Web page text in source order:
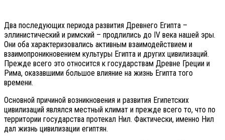
Два последующих периода развития Древнего Египта –
эллинистический и римский – продлились до IV века нашей эры.
Они оба характеризовались активным взаимодействием и
взаимопроникновением культуры Египта и других цивилизаций.
Прежде всего это относится к государствам Древне Греции и
Рима, оказавшими большое влияние на жизнь Египта того
времени.
Основной причиной возникновения и развития Египетских
цивилизаций являлся местный климат и прежде всего то, что по
территории государства протекал Нил. Фактически, именно Нил
дал жизнь цивилизации египтян.